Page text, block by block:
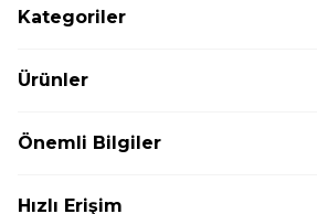
Kategoriler
Ürünler
Önemli Bilgiler
Hızlı Erişim